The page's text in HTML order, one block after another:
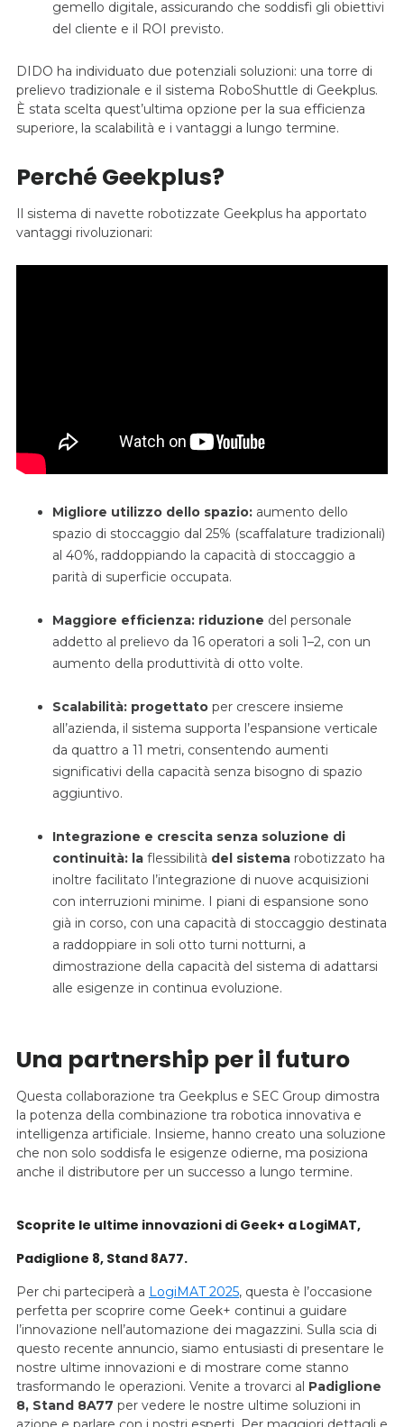
gemello digitale, assicurando che soddisfi gli obiettivi
del cliente e il ROI previsto.
DIDO ha individuato due potenziali soluzioni: una torre di
prelievo tradizionale e il sistema RoboShuttle di Geekplus.
È stata scelta quest’ultima opzione per la sua efficienza
superiore, la scalabilità e i vantaggi a lungo termine.
Perché Geekplus?
Il sistema di navette robotizzate Geekplus ha apportato
vantaggi rivoluzionari:
Migliore utilizzo dello spazio: aumento dello
spazio di stoccaggio dal 25% (scaffalature tradizionali)
al 40%, raddoppiando la capacità di stoccaggio a
parità di superficie occupata.
Maggiore efficienza: riduzione del personale
addetto al prelievo da 16 operatori a soli 1–2, con un
aumento della produttività di otto volte.
Scalabilità: progettato per crescere insieme
all’azienda, il sistema supporta l’espansione verticale
da quattro a 11 metri, consentendo aumenti
significativi della capacità senza bisogno di spazio
aggiuntivo.
Integrazione e crescita senza soluzione di
continuità: la flessibilità del sistema robotizzato ha
inoltre facilitato l’integrazione di nuove acquisizioni
con interruzioni minime. I piani di espansione sono
già in corso, con una capacità di stoccaggio destinata
a raddoppiare in soli otto turni notturni, a
dimostrazione della capacità del sistema di adattarsi
alle esigenze in continua evoluzione.
Una partnership per il futuro
Questa collaborazione tra Geekplus e SEC Group dimostra
la potenza della combinazione tra robotica innovativa e
intelligenza artificiale. Insieme, hanno creato una soluzione
che non solo soddisfa le esigenze odierne, ma posiziona
anche il distributore per un successo a lungo termine.
Scoprite le ultime innovazioni di Geek+ a LogiMAT,
Padiglione 8, Stand 8A77.
Per chi parteciperà a LogiMAT 2025, questa è l’occasione
perfetta per scoprire come Geek+ continui a guidare
l’innovazione nell’automazione dei magazzini. Sulla scia di
questo recente annuncio, siamo entusiasti di presentare le
nostre ultime innovazioni e di mostrare come stanno
trasformando le operazioni. Venite a trovarci al Padiglione
8, Stand 8A77 per vedere le nostre ultime soluzioni in